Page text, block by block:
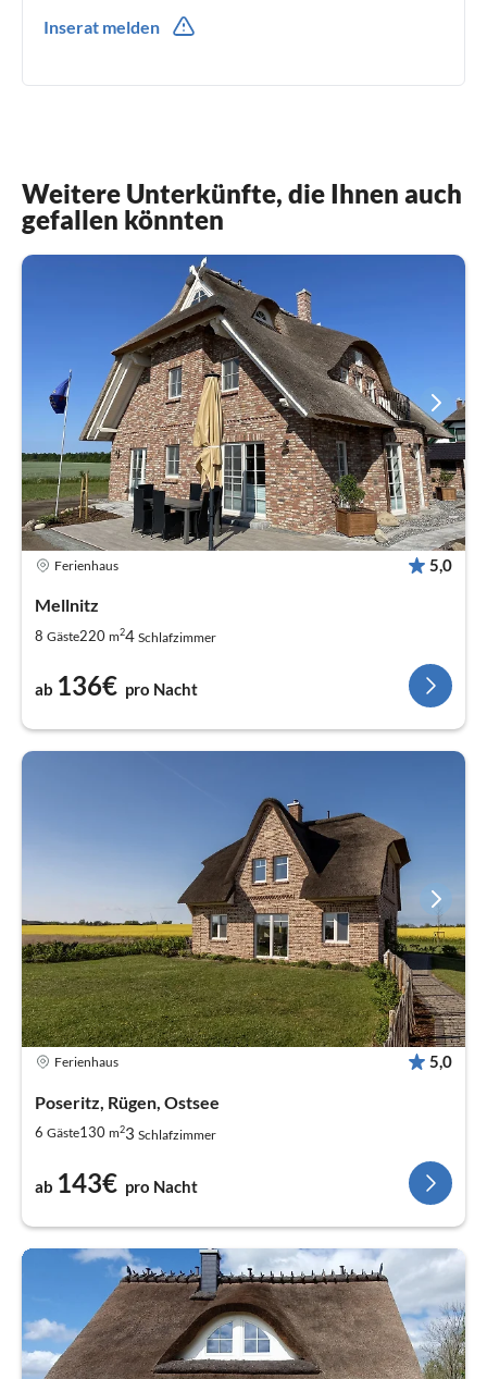
Inserat melden
Weitere Unterkünfte, die Ihnen auch
gefallen könnten
Ferienhaus 5,0
Mellnitz
8 Gäste220 m24 Schlafzimmer
ab 136€ pro Nacht
Ferienhaus 5,0
Poseritz, Rügen, Ostsee
6 Gäste130 m23 Schlafzimmer
ab 143€ pro Nacht